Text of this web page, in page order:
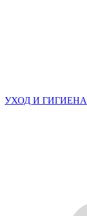
УХОД И ГИГИЕНА